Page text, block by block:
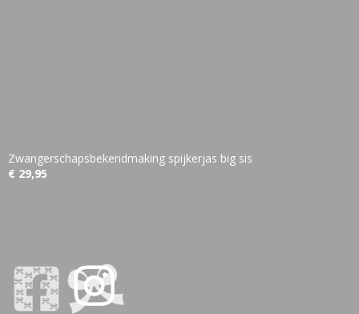
Zwangerschapsbekendmaking spijkerjas big sis
€ 29,95